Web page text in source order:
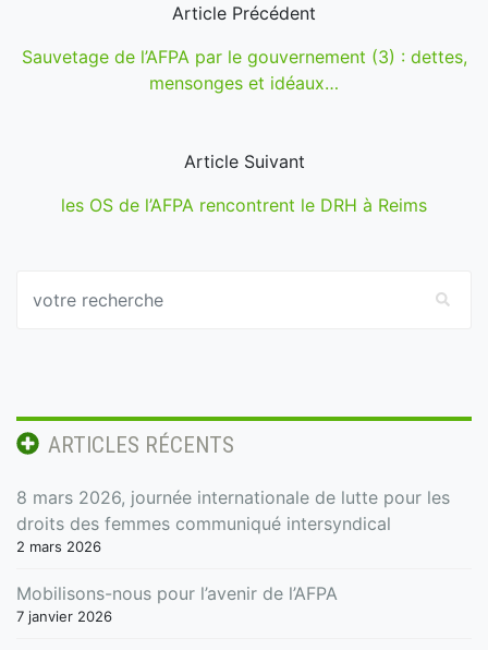
Article Précédent
Sauvetage de l’AFPA par le gouvernement (3) : dettes,
mensonges et idéaux…
Article Suivant
les OS de l’AFPA rencontrent le DRH à Reims
ARTICLES RÉCENTS
8 mars 2026, journée internationale de lutte pour les
droits des femmes communiqué intersyndical
2 mars 2026
Mobilisons-nous pour l’avenir de l’AFPA
7 janvier 2026